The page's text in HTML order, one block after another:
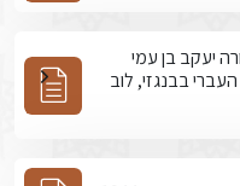
יעקב בן עמי
בבנגזי, לוב